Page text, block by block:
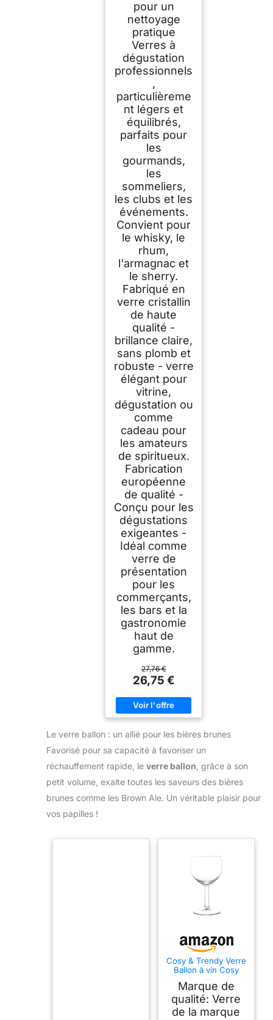
pour un
nettoyage
pratique
Verres à
dégustation
professionnels
,
particulièreme
nt légers et
équilibrés,
parfaits pour
les
gourmands,
les
sommeliers,
les clubs et les
événements.
Convient pour
le whisky, le
rhum,
l'armagnac et
le sherry.
Fabriqué en
verre cristallin
de haute
qualité -
brillance claire,
sans plomb et
robuste - verre
élégant pour
vitrine,
dégustation ou
comme
cadeau pour
les amateurs
de spiritueux.
Fabrication
européenne
de qualité -
Conçu pour les
dégustations
exigeantes -
Idéal comme
verre de
présentation
pour les
commerçants,
les bars et la
gastronomie
haut de
gamme.
27,76 €
26,75 €
Le verre ballon : un allié pour les bières brunes
Favorisé pour sa capacité à favoriser un
réchauffement rapide, le verre ballon , grâce à son
petit volume, exalte toutes les saveurs des bières
brunes comme les Brown Ale. Un véritable plaisir pour
vos papilles !
Cosy & Trendy Verre
Ballon à vin Cosy
de 12, Blanc
Marque de
qualité: Verre
de la marque